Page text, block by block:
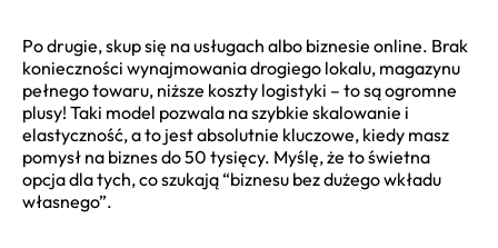
Po drugie, skup się na usługach albo biznesie online. Brak
konieczności wynajmowania drogiego lokalu, magazynu
pełnego towaru, niższe koszty logistyki – to są ogromne
plusy! Taki model pozwala na szybkie skalowanie i
elastyczność, a to jest absolutnie kluczowe, kiedy masz
pomysł na biznes do 50 tysięcy. Myślę, że to świetna
opcja dla tych, co szukają “biznesu bez dużego wkładu
własnego”.